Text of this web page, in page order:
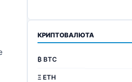
КРИПТОВАЛЮТА
₿ BTC
Ξ ETH